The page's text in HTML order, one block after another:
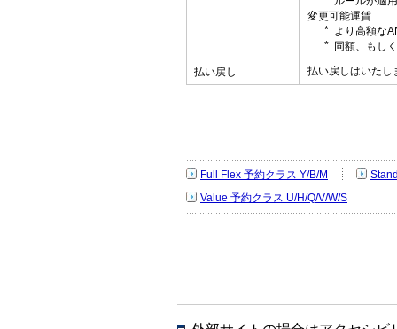
変更可能運賃
より高額な
同額、もし
払い戻し 払い戻しはいたし
Full Flex 予約クラス Y/B/M
Value 予約クラス U/H/Q/V/W/S